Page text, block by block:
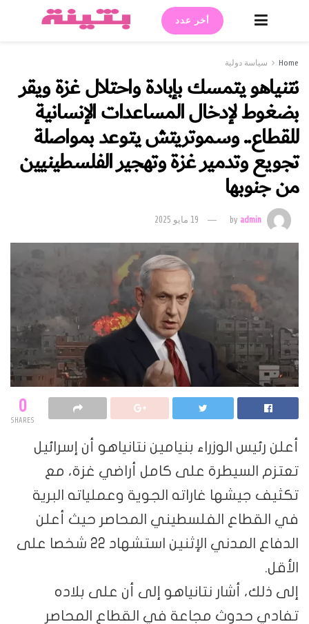
أخر عدد
Home سياسة دولية
نتنياهو يتمسك بإبادة واحتلال غزة ويقر
بضغوط لإدخال المساعدات الإنسانية
للقطاع.. وسموتريتش يتوعد بمواصلة
تجويع وتدمير غزة وتهجير الفلسطينيين
من جنوبها
byadmin 19 مايو 2025
0
SHARES
أعلن رئيس الوزراء بنيامين نتانياهو أن إسرائيل
تعتزم السيطرة على كامل أراضي غزة، مع
تكثيف جيشها غاراته الجوية وعملياته البرية
في القطاع الفلسطيني المحاصر حيث أعلن
الدفاع المدني الإثنين استشهاد 22 شخصا على
الأقل.
إلى ذلك، أشار نتانياهو إلى أن على بلاده
تفادي حدوث مجاعة في القطاع المحاصر